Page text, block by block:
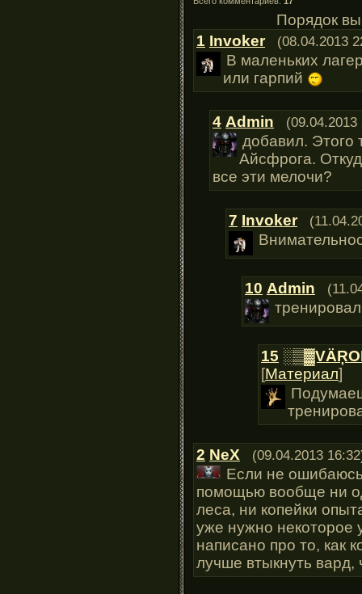
Порядок
1 Invoker (08.04.2013
В маленьких
или гарпий
4 Admin (09.04.2013
добавил. Этого
Айсфрога.
все эти мелочи?
7 Invoker
10 Admin
15
[Материал]
2 NeX (09.04.2013
Если не
помощью вообще ни
леса, ни копейки
уже нужно некоторое
написано про то, как
лучше втыкнуть вард,